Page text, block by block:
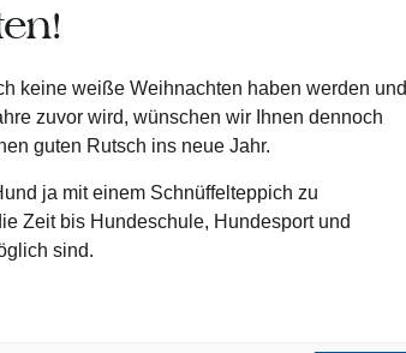
keine weiße Weihnachten haben werden und
zuvor wird, wünschen wir Ihnen dennoch
guten Rutsch ins neue Jahr.
ja mit einem Schnüffelteppich zu
Zeit bis Hundeschule, Hundesport und
sind.